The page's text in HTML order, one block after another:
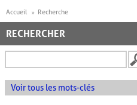
Accueil Recherche
RECHERCHER
Voir tous les mots-clés